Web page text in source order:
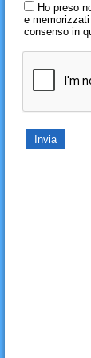
Ho preso
e
consenso in